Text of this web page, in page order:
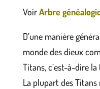
VoirArbre
D’une manière
monde des dieux
Titans, c’est-à-dire
La plupart des Titans